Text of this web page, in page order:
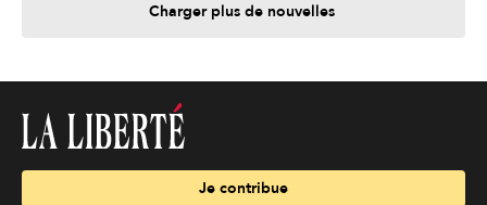
Charger plus de nouvelles
Je contribue